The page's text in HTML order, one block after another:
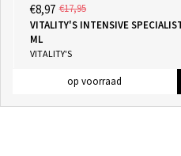
€8,97 €17,95
VITALITY'S INTENSIVE
ML
VITALITY'S
op voorraad